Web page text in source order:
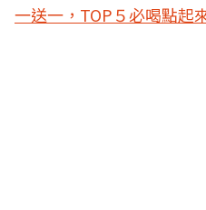
一送一，TOP５必喝點起